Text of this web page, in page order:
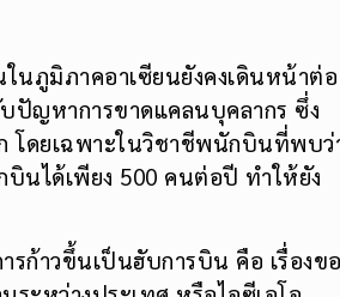
ภูมิภาคอาเซียนยังคงเดินหน้าต่อ
ญหาการขาดแคลนบุคลากร ซึ่ง
โดยเฉพาะในวิชาชีพนักบินที่พบว่า
นได้เพียง 500 คนต่อปี ทำให้ยัง
รก้าวขึ้นเป็นฮับการบิน คือ เรื่องของ